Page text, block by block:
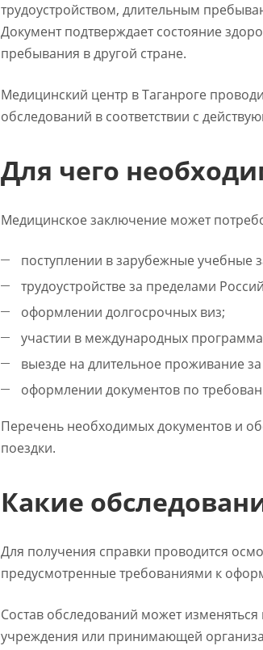
трудоустройством, длительным
Документ подтверждает состояние
пребывания в другой стране.
Медицинский центр в Таганроге
обследований в соответствии с
Для чего
Медицинское заключение может
поступлении в зарубежные учебные
трудоустройстве за пределами
оформлении долгосрочных виз;
участии в международных
выезде на длительное проживание
оформлении документов по
Перечень необходимых документов и
поездки.
Какие
Для получения справки проводится
предусмотренные требованиями к
Состав обследований может изменяться
учреждения или принимающей